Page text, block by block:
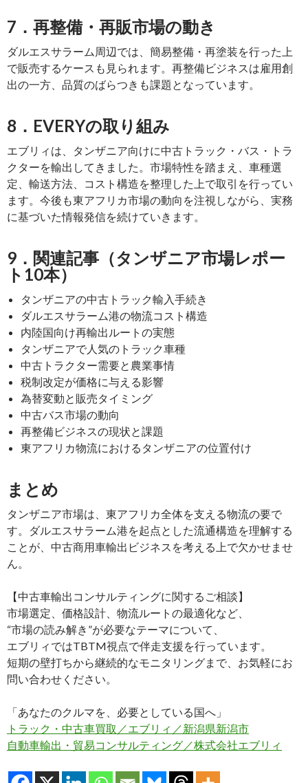
7．再整備・再販市場の動き
ダルエスサラーム周辺では、簡易整備・再塗装を行った上
で販売するケースも見られます。再整備ビジネスは雇用創
出の一方、品質のばらつきも課題となっています。
8．EVERYの取り組み
エブリィは、タンザニア向けに中古トラック・バス・トラ
クターを輸出してきました。市場特性を踏まえ、車種選
定、輸送方法、コスト構造を整理した上で取引を行ってい
ます。今後も東アフリカ市場の動向を注視しながら、実務
に基づいた情報発信を続けていきます。
9．関連記事（タンザニア市場レポー
ト10本）
タンザニアの中古トラック輸入手続き
ダルエスサラーム港の物流コスト構造
内陸国向け再輸出ルートの実態
タンザニアで人気のトラック車種
中古トラクター需要と農業事情
税制改定が価格に与える影響
為替変動と販売タイミング
中古バス市場の動向
再整備ビジネスの現状と課題
東アフリカ物流におけるタンザニアの位置付け
まとめ
タンザニア市場は、東アフリカ全体を支える物流の要で
す。ダルエスサラーム港を起点とした流通構造を理解する
ことが、中古商用車輸出ビジネスを考える上で欠かせませ
ん。
【中古車輸出コンサルティングに関するご相談】
市場選定、価格設計、物流ルートの最適化など、
“市場の読み解き”が必要なテーマについて、
エブリィではTBTM視点で伴走支援を行っています。
短期の壁打ちから継続的なモニタリングまで、お気軽にお
問い合わせください。
「あなたのクルマを、必要としている国へ」
トラック・中古車買取／エブリィ／新潟県新潟市
自動車輸出・貿易コンサルティング／株式会社エブリィ